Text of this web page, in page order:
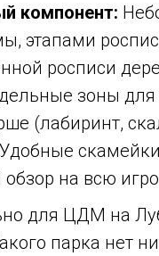
компонент:
этапами
росписи
зоны
(лабиринт,
Удобные
на всю
для ЦДМ на
парка нет